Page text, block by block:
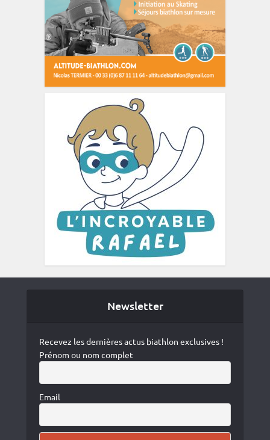
Newsletter
Recevez les dernières actus biathlon exclusives !
Prénom ou nom complet
Email